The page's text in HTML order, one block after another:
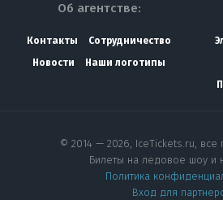
Об агентстве:
Контакты
Сотрудничество
Новости
Наши логотипы
© 2014 — 2026, IceTickets.ru,
Билеты на ледовое шоу и
Политика
Вход для